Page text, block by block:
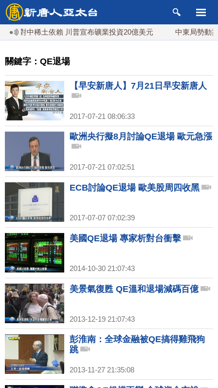
低對中稀土依賴 川普宣布礦業投資20億美元 中東局勢動盪
關鍵字：QE退場
【早安新唐人】7月21日早安新唐人
2017-07-21 08:06:33
歐洲央行擬8月討論QE退場 歐元急漲
2017-07-21 07:02:51
ECB討論QE退場 歐美股周四收黑
2017-07-07 07:02:39
美國QE退場 專家析對台衝擊
2014-10-30 21:07:43
美景氣復甦 QE溫和退場減碼百億
2013-12-19 21:07:43
彭淮南：全球金融被QE搞得雞飛狗
跳
2013-11-27 21:35:08